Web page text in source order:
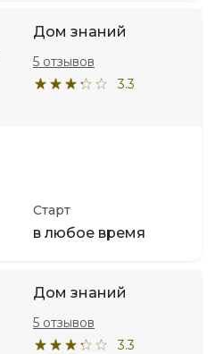
Дом знаний
3.3
5 отзывов
Старт
в любое время
Дом знаний
3.3
5 отзывов